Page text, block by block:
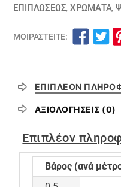
ΕΠΙΠΛΏΣΕΩΣ, ΧΡΏΜΑΤΑ,
ΜΟΙΡΑΣΤΕΊΤΕ:
ΕΠΙΠΛΈΟΝ
ΑΞΙΟΛΟΓΉΣΕΙΣ (0)
Επιπλέον
Βάρος (ανά